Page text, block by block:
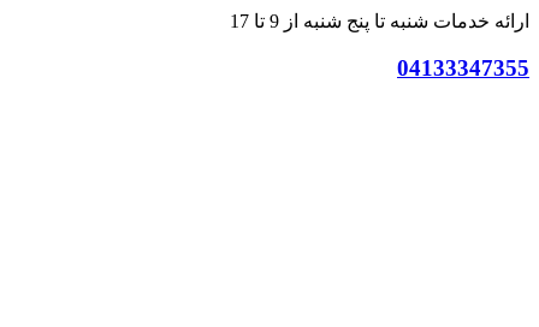
ارائه خدمات شنبه تا پنج شنبه از 9 تا 17
04133347355